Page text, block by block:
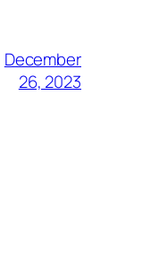
December
26, 2023